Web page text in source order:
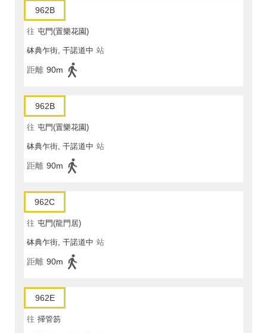
962B
往 屯門(置樂花園)
砵典乍街, 干諾道中 站
距離 90m
962B
往 屯門(置樂花園)
砵典乍街, 干諾道中 站
距離 90m
962C
往 屯門(龍門居)
砵典乍街, 干諾道中 站
距離 90m
962E
往 掃管笏